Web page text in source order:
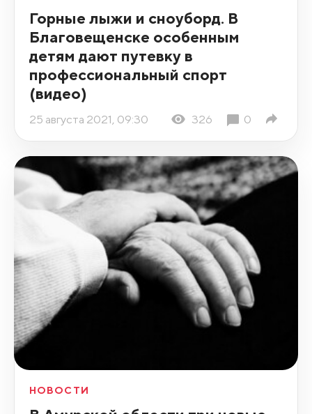
Горные лыжи и сноуборд. В
Благовещенске особенным
детям дают путевку в
профессиональный спорт
(видео)
25 августа 2021, 09:30 326 0
НОВОСТИ